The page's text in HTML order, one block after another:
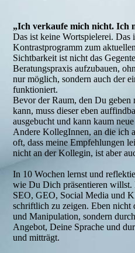
„Ich verkaufe mich nicht. Ich
Das ist keine Wortspielerei. Das
Kontrastprogramm zum
Sichtbarkeit ist nicht das
Beratungspraxis aufzubauen,
nur möglich, sondern auch der
funktioniert.
Bevor der Raum, den Du geben
kann, muss dieser eben
ausgebucht und kann kaum
Andere KollegInnen, an die ich
oft, dass meine Empfehlungen
nicht an der Kollegin, ist aber
In 10 Wochen lernst und
wie Du Dich präsentieren
SEO, GEO, Social Media und
schriftlich zu zeigen. Eben nicht
und Manipulation, sondern
Angebot, Deine Sprache und
und mitträgt.